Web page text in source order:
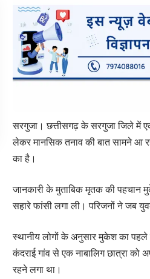
सरगुजा। छत्तीसगढ़ के सरगुजा जिले में
लेकर मानसिक तनाव की बात सामने आ
का है।
जानकारी के मुताबिक मृतक की पहचान
सहारे फांसी लगा ली। परिजनों ने जब
स्थानीय लोगों के अनुसार मुकेश का
कंदराई गांव से एक नाबालिग छात्रा
रहने लगा था।